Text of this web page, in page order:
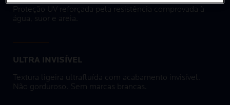
Proteção UV reforçada pela resistência comprovada à
água, suor e areia.
ULTRA INVISÍVEL
Textura ligeira ultrafluída com acabamento invisível.
Não gorduroso. Sem marcas brancas.